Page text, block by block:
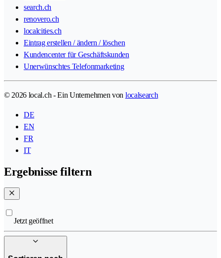
search.ch
renovero.ch
localcities.ch
Eintrag erstellen / ändern / löschen
Kundencenter für Geschäftskunden
Unerwünschtes Telefonmarketing
© 2026 local.ch - Ein Unternehmen von localsearch
DE
EN
FR
IT
Ergebnisse filtern
Jetzt geöffnet